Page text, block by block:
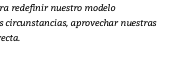
redefinir nuestro modelo
circunstancias, aprovechar nuestras